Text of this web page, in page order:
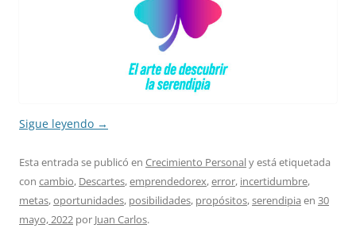
Sigue leyendo →
Esta entrada se publicó en Crecimiento Personaly está etiquetada
con cambio, Descartes,emprendedorex,error, incertidumbre,
metas,oportunidades, posibilidades, propósitos,serendipia en 30
mayo, 2022 por Juan Carlos.